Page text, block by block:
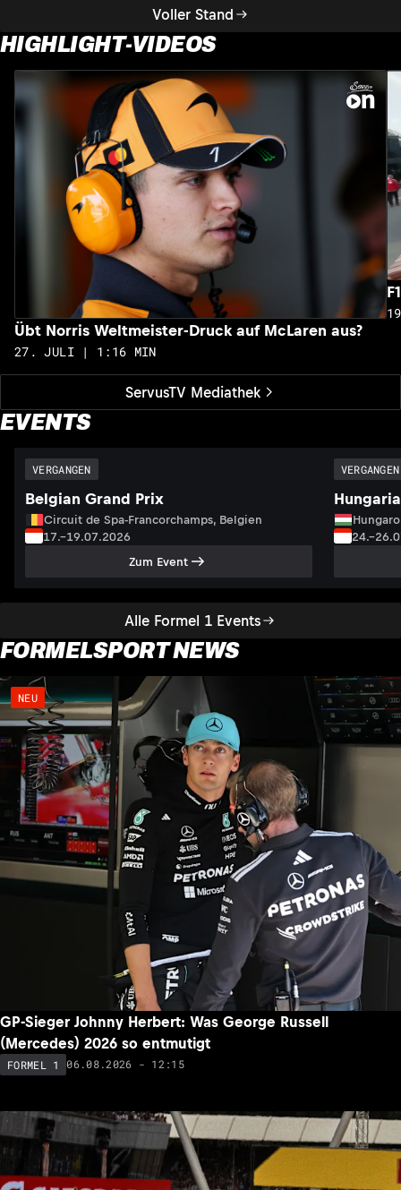
Voller Stand
HIGHLIGHT-VIDEOS
ServusTV Mediathek
Übt Norris Weltmeister-Druck auf McLaren aus?
27. JULI | 1:16 MIN
EVENTS
Alle Formel 1 Events
VERGANGEN
Belgian Grand Prix
Circuit de Spa-Francorchamps, Belgien
17.–19.07.2026
Zum Event
VERGANGEN
FORMELSPORT NEWS
NEU
GP-Sieger Johnny Herbert: Was George Russell
(Mercedes) 2026 so entmutigt
FORMEL 1 06.08.2026 - 12:15